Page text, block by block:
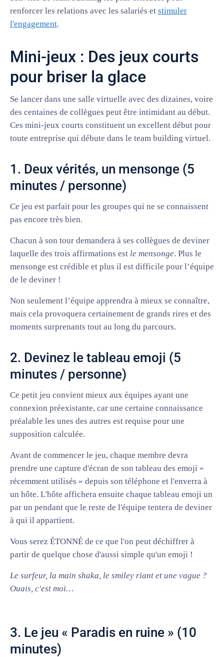
renforcer les relations avec les salariés et stimuler
l'engagement.
Mini-jeux : Des jeux courts
pour briser la glace
Se lancer dans une salle virtuelle avec des dizaines, voire
des centaines de collègues peut être intimidant au début.
Ces mini-jeux courts constituent un excellent début pour
toute entreprise qui débute dans le team building virtuel.
1. Deux vérités, un mensonge (5
minutes / personne)
Ce jeu est parfait pour les groupes qui ne se connaissent
pas encore très bien.
Chacun à son tour demandera à ses collègues de deviner
laquelle des trois affirmations est le mensonge. Plus le
mensonge est crédible et plus il est difficile pour l’équipe
de le deviner !
Non seulement l’équipe apprendra à mieux se connaître,
mais cela provoquera certainement de grands rires et des
moments surprenants tout au long du parcours.
2. Devinez le tableau emoji (5
minutes / personne)
Ce petit jeu convient mieux aux équipes ayant une
connexion préexistante, car une certaine connaissance
préalable les unes des autres est requise pour une
supposition calculée.
Avant de commencer le jeu, chaque membre devra
prendre une capture d'écran de son tableau des emoji «
récemment utilisés » depuis son téléphone et l'enverra à
un hôte. L'hôte affichera ensuite chaque tableau emoji un
par un pendant que le reste de l'équipe tentera de deviner
à qui il appartient.
Vous serez ÉTONNÉ de ce que l'on peut déchiffrer à
partir de quelque chose d'aussi simple qu'un emoji !
Le surfeur, la main shaka, le smiley riant et une vague ?
Ouais, c'est moi…
3. Le jeu « Paradis en ruine » (10
minutes)